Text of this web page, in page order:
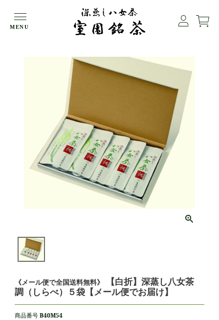
MENU
HOME
【白折】深蒸し八女茶 調（しらべ）５袋【メール便でお届け】
《メール便で全国送料無料》
【白折】深蒸し八女茶
調（しらべ）５袋【メール便でお届け】
商品番号 B40M54